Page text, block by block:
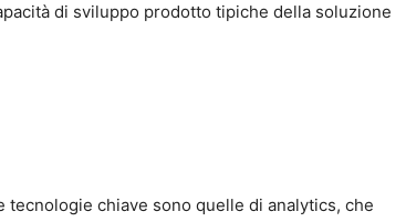
di sviluppo prodotto tipiche della soluzione
chiave sono quelle di analytics, che